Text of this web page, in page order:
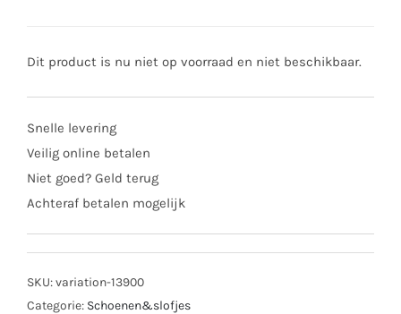
Dit product is nu niet op voorraad en niet beschikbaar.
Snelle levering
Veilig online betalen
Niet goed? Geld terug
Achteraf betalen mogelijk
SKU:variation-13900
Categorie: Schoenen&slofjes